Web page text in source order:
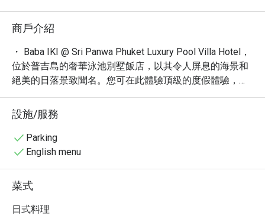
商戶介紹
・ Baba IKI @ Sri Panwa Phuket Luxury Pool Villa Hotel，
位於普吉島的奢華泳池別墅飯店，以其令人屏息的海景和
絕美的日落景致聞名。您可在此體驗頂級的度假體驗，享
受無與倫比的寧靜與放鬆。
・ 這裡不僅提供無可挑剔的住宿，更匯聚了令人驚豔的美
食，讓您的味蕾也跟著一同旅行。體驗五星級的享受，感
受渡假村的悠閒氛圍，這裡更是捕捉美麗瞬間與海景的絕
佳地點。
您在 Baba IKI @ Sri Panwa Phuket Luxury Pool Villa Hotel
體驗極致的奢華與美味，創造難忘的回憶。
設施/服務
Parking
English menu
菜式
日式料理